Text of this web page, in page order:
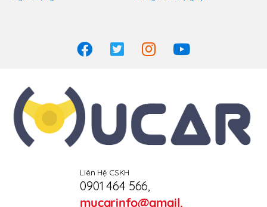
Liên Hệ CSKH
0901 464 566
mucarinfo@gmail.